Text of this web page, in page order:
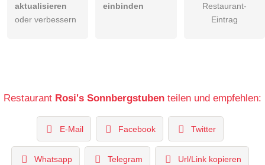
aktualisieren
oder verbessern
einbinden
Restaurant-
Eintrag
Restaurant Rosi's Sonnbergstuben teilen und empfehlen:
E-Mail Facebook Twitter
Whatsapp Telegram Url/Link kopieren